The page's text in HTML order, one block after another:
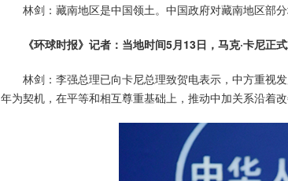
林剑：藏南地区是中国领土。中国政府对藏南地区部
《环球时报》记者：当地时间5月13日，马克·卡尼正
林剑：李强总理已向卡尼总理致贺电表示，中方重视
年为契机，在平等和相互尊重基础上，推动中加关系沿着